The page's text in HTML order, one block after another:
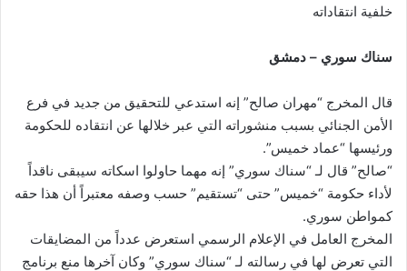
خلفية انتقاداته
سناك سوري – دمشق
قال المخرج “مهران صالح” إنه استدعي للتحقيق من جديد في فرع
الأمن الجنائي بسبب منشوراته التي عبر خلالها عن انتقاده للحكومة
ورئيسها “عماد خميس”.
“صالح” قال لـ “سناك سوري” إنه مهما حاولوا اسكاته سيبقى ناقداً
لأداء حكومة “خميس” حتى “تستقيم” حسب وصفه معتبراً أن هذا حقه
كمواطن سوري.
المخرج العامل في الإعلام الرسمي استعرض عدداً من المضايقات
التي تعرض لها في رسالته لـ “سناك سوري” وكان آخرها منع برنامج